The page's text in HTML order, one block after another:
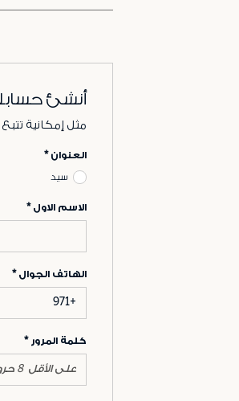
أنشئ
مثل إمكانية
العنوان
سيد
الاسم الاول
الهاتف الجوال
+971
كلمة المرور